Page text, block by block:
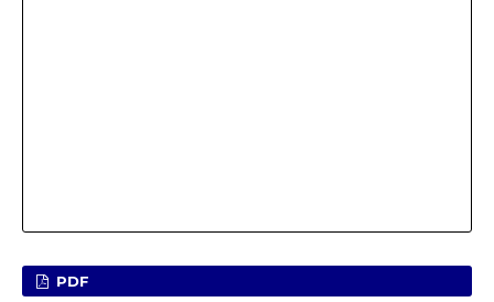
PDF